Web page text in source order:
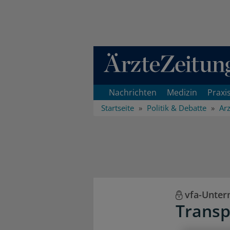
Direkt zum Inhaltsbereich
Nachrichten Medizin
Startseite Politik & Debatte
vfa-